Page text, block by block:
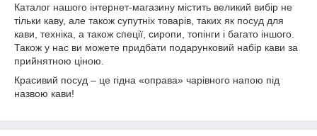
Каталог нашого інтернет-магазину містить великий вибір не
тільки каву, але також супутніх товарів, таких як посуд для
кави, техніка, а також спеції, сиропи, топінги і багато іншого.
Також у нас ви можете придбати подарунковий набір кави за
прийнятною ціною.
Красивий посуд – це гідна «оправа» чарівного напою під
назвою кави!